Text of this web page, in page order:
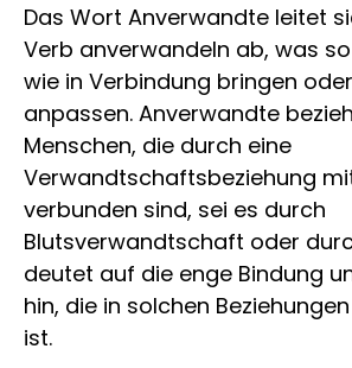
Das Wort Anverwandte leitet
Verb anverwandeln ab, was
wie in Verbindung bringen
anpassen. Anverwandte
Menschen, die durch eine
Verwandtschaftsbeziehung
verbunden sind, sei es durch
Blutsverwandtschaft oder
deutet auf die enge Bindung
hin, die in solchen
ist.